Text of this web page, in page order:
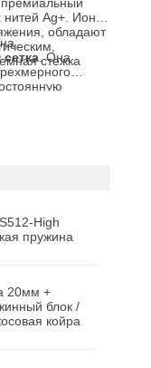
Ag+. Ионы
обладают
стежка
. Она
High
пружина
20мм +
блок /
койра